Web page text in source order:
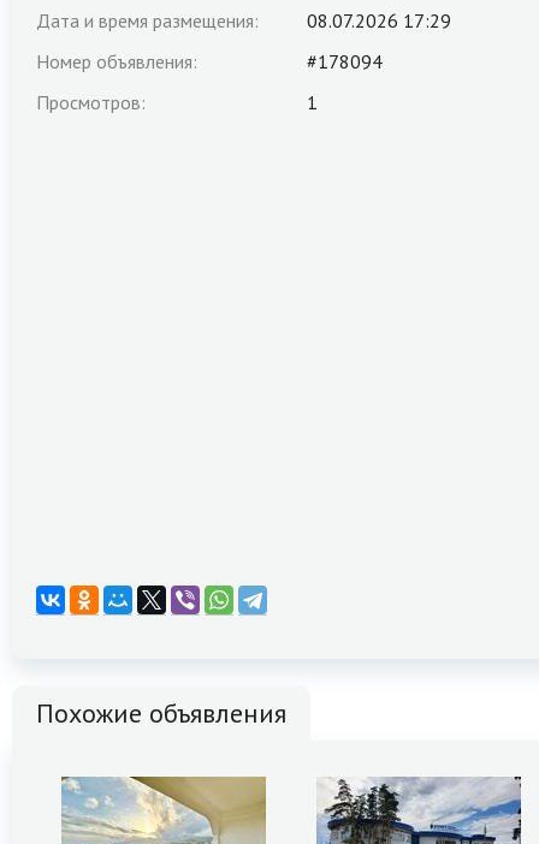
Дата и время размещения:
08.07.2026 17:29
Номер объявления:
#178094
Просмотров:
1
Похожие объявления